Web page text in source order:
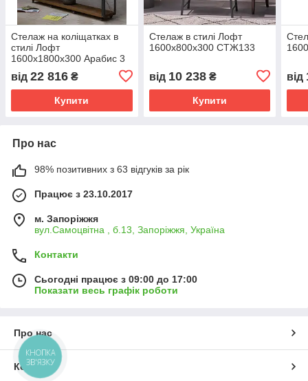
Стелаж на коліщатках в
стилі Лофт
1600х1800х300 Арабис 3
від 22 816 ₴
Купити
Стелаж в стилі Лофт
1600х800х300 СТЖ133
від 10 238₴
Купити
від
Про нас
98% позитивних з 63 відгуків за рік
Працює з 23.10.2017
м. Запоріжжя
вул.Самоцвітна , б.13, Запоріжжя, Україна
Контакти
Сьогодні працює з 09:00 до 17:00
Показати весь графік роботи
Про нас
Контакти
КНОПКА
ЗВ'ЯЗКУ